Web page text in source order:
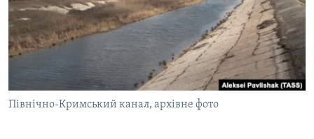
СПЕЦПРОЕКТИ
ДЕПОРТАЦІЯ
СВІДЧЕННЯ ОКУПАЦІЇ
УКРАЇНСЬКА ПРОБЛЕМА КРИМУ
ЯК ОБІЙТИ БЛОКУВАННЯ
Русский
Qırımtatar
Північно-Кримський канал, архівне фото